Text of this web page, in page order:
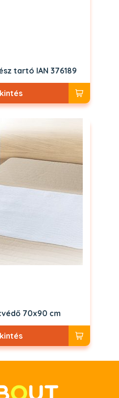
tartó IAN 376189
70x90 cm